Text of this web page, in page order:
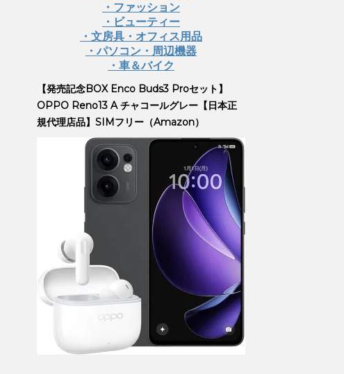
・ファッション
・ビューティー
・文房具・オフィス用品
・パソコン・周辺機器
・車＆バイク
【発売記念BOX Enco Buds3 Proセット】
OPPO Reno13 A チャコールグレー【日本正
規代理店品】SIMフリー（Amazon）